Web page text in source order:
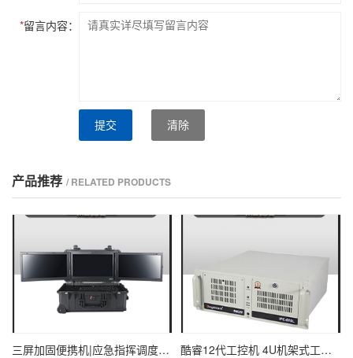
*留言内容：
提交 清除
产品推荐 / RELATED PRODUCTS
三屏加固便携机|应急指挥调度台移动终端|DTG-U1713-XH310 酷睿12代工控机 4U机架式工业控制器 DT-610L-IZ690MA